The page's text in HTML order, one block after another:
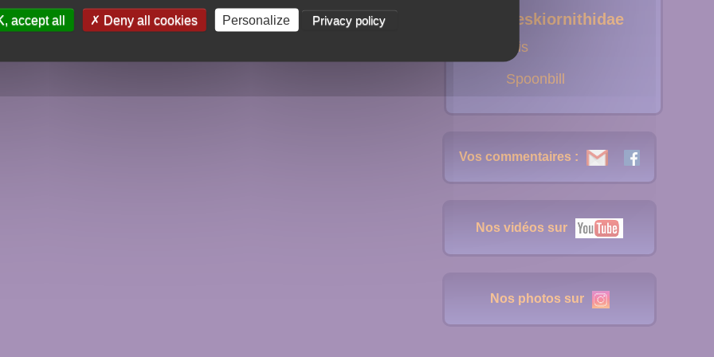
Threskiornithidae
Ibis
Spoonbill
Vos commentaires :
Nos vidéos sur
Nos photos sur
accept all Deny all cookies Personalize Privacy policy